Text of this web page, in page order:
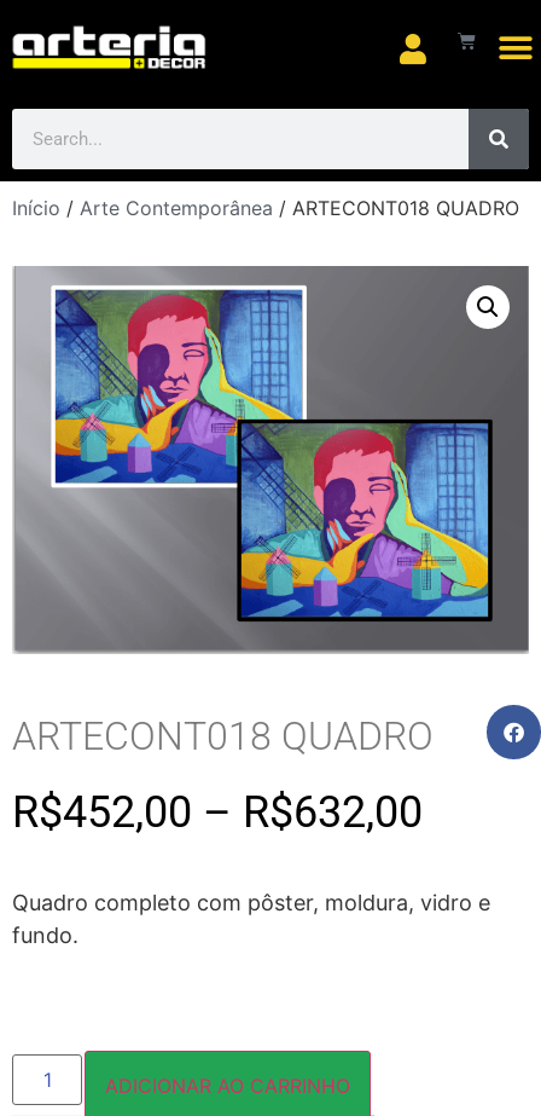
Início / Arte Contemporânea / ARTECONT018 QUADRO
ARTECONT018 QUADRO
R$452,00 – R$632,00
Quadro completo com pôster, moldura, vidro e
fundo.
ADICIONAR AO CARRINHO